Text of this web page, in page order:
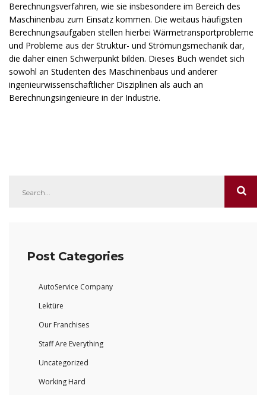
Berechnungsverfahren, wie sie insbesondere im Bereich des
Maschinenbau zum Einsatz kommen. Die weitaus häufigsten
Berechnungsaufgaben stellen hierbei Wärmetransportprobleme
und Probleme aus der Struktur- und Strömungsmechanik dar,
die daher einen Schwerpunkt bilden. Dieses Buch wendet sich
sowohl an Studenten des Maschinenbaus und anderer
ingenieurwissenschaftlicher Disziplinen als auch an
Berechnungsingenieure in der Industrie.
Post Categories
AutoService Company
Lektüre
Our Franchises
Staff Are Everything
Uncategorized
Working Hard